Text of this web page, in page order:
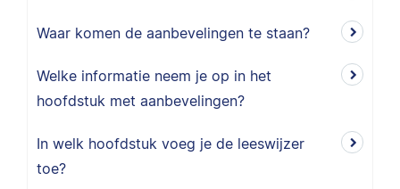
Waar komen de aanbevelingen te staan?
Welke informatie neem je op in het
hoofdstuk met aanbevelingen?
In welk hoofdstuk voeg je de leeswijzer
toe?